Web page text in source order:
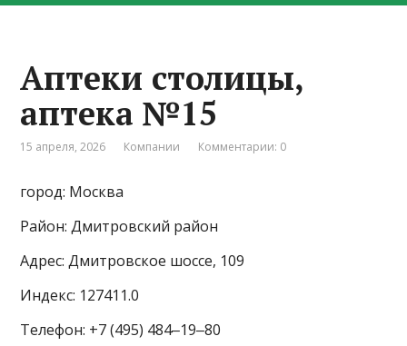
Аптеки столицы,
аптека №15
15 апреля, 2026 Компании Комментарии: 0
город: Москва
Район: Дмитровский район
Адрес: Дмитровское шоссе, 109
Индекс: 127411.0
Телефон: +7 (495) 484‒19‒80